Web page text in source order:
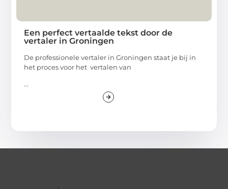
Een perfect vertaalde tekst door de
vertaler in Groningen
De professionele vertaler in Groningen staat je bij in
het proces voor het vertalen van
...